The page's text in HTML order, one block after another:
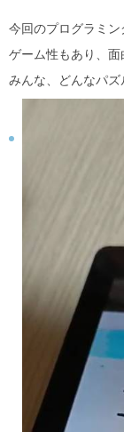
今回のプログラミン
ゲーム性もあり、
みんな、どんなパ